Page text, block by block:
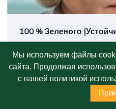
100 % Зеленого
Устойчивое развитие,
экономика замкнутого
Авторский канал
ИНФРАГРИН Светланы Бик
MAX
Мы используем файлы
сайта. Продолжая
с нашей политикой